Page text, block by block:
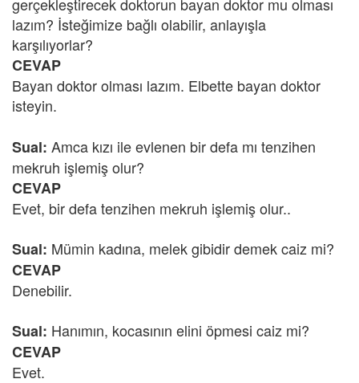
lazım? İsteğimize bağlı olabilir, anlayışla
karşılıyorlar?
CEVAP
Bayan doktor olması lazım. Elbette bayan doktor
isteyin.
Sual: Amca kızı ile evlenen bir defa mı tenzihen
mekruh işlemiş olur?
CEVAP
Evet, bir defa tenzihen mekruh işlemiş olur..
Sual: Mümin kadına, melek gibidir demek caiz mi?
CEVAP
Denebilir.
Sual: Hanımın, kocasının elini öpmesi caiz mi?
CEVAP
Evet.